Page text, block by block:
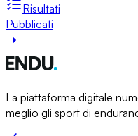
Risultati
Pubblicati
La piattaforma digitale
meglio gli sport di